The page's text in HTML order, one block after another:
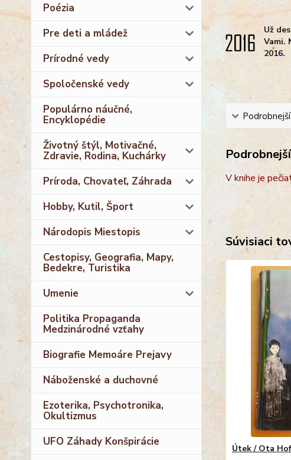
Poézia
Pre deti a mládež
Prírodné vedy
Spoločenské vedy
Populárno náučné,
Encyklopédie
Životný štýl, Motivačné,
Zdravie, Rodina, Kuchárky
Príroda, Chovateľ, Záhrada
Hobby, Kutil, Šport
Národopis Miestopis
Cestopisy, Geografia, Mapy,
Bedekre, Turistika
Umenie
Politika Propaganda
Medzinárodné vzťahy
Biografie Memoáre Prejavy
Náboženské a duchovné
Ezoterika, Psychotronika,
Okultizmus
UFO Záhady Konšpirácie
Už
Vami.
2016.
V knihe je
Súvisiaci
Útek / Ota